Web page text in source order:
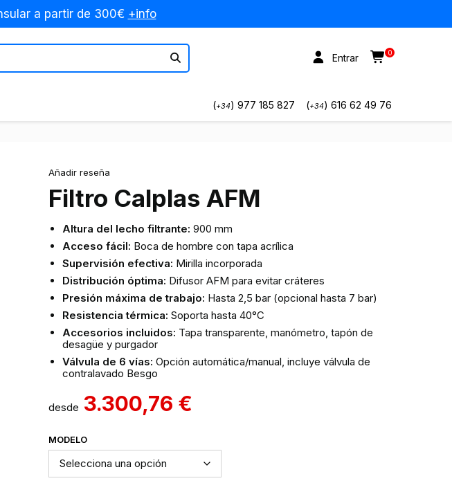
a partir de 300€ +info
0
Entrar
(+34) 977 185 827 (+34) 616 62 49 76
Añadir reseña
Filtro Calplas AFM
Altura del lecho filtrante: 900 mm
Acceso fácil: Boca de hombre con tapa acrílica
Supervisión efectiva: Mirilla incorporada
Distribución óptima: Difusor AFM para evitar cráteres
Presión máxima de trabajo: Hasta 2,5 bar (opcional hasta 7 bar)
Resistencia térmica: Soporta hasta 40°C
Accesorios incluidos: Tapa transparente, manómetro, tapón de
desagüe y purgador
Válvula de 6 vías: Opción automática/manual, incluye válvula de
contralavado Besgo
desde 3.300,76 €
MODELO